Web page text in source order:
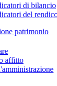
di bilancio
del
patrimonio
affitto